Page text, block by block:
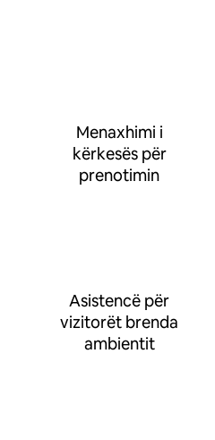
Menaxhimi i
kërkesës për
prenotimin
Asistencë për
vizitorët brenda
ambientit